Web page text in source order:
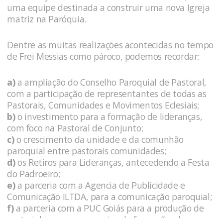
uma equipe destinada a construir uma nova Igreja
matriz na Paróquia.
Dentre as muitas realizações acontecidas no tempo
de Frei Messias como pároco, podemos recordar:
a)a ampliação do Conselho Paroquial de Pastoral,
com a participação de representantes de todas as
Pastorais, Comunidades e Movimentos Eclesiais;
b)o investimento para a formação de lideranças,
com foco na Pastoral de Conjunto;
c)o crescimento da unidade e da comunhão
paroquial entre pastorais comunidades;
d)os Retiros para Lideranças, antecedendo a Festa
do Padroeiro;
e)a parceria com a Agencia de Publicidade e
Comunicação ILTDA, para a comunicação paroquial;
f)a parceria com a PUC Goiás para a produção de